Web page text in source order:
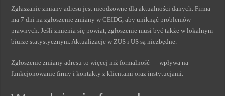
Zgłaszanie zmiany adresu jest nieodzowne dla aktualności danych. Firma
ma 7 dni na zgłoszenie zmiany w CEIDG, aby uniknąć problemów
prawnych. Jeśli zmienia się powiat, zgłoszenie musi być także w lokalnym
biurze statystycznym. Aktualizacje w ZUS i US są niezbędne.
Zgłoszenie zmiany adresu to więcej niż formalność — wpływa na
funkcjonowanie firmy i kontakty z klientami oraz instytucjami.